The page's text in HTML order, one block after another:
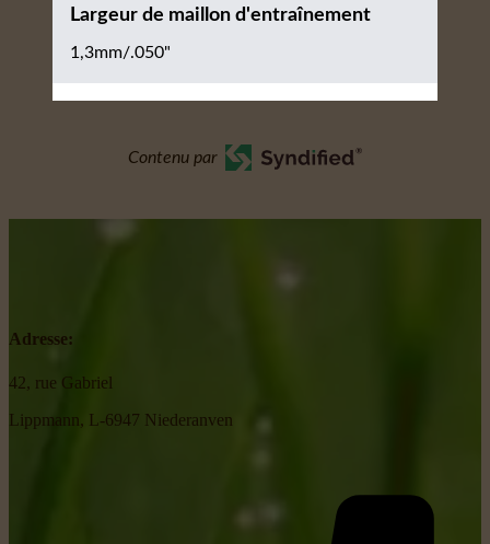
Largeur de maillon d'entraînement
1,3mm/.050"
Contenu par
Adresse:
42, rue Gabriel
Lippmann, L-6947 Niederanven